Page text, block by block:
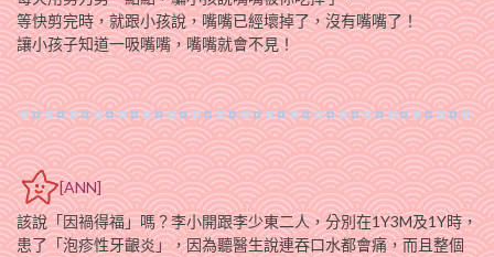
等快剪完時，就跟小孩說，嘴嘴已經壞掉了，沒有嘴嘴了！
讓小孩子知道一吸嘴嘴，嘴嘴就會不見！
[ANN]
該說「因禍得福」嗎？李小開跟李少東二人，分別在1Y3M及1Y時，
患了「泡疹性牙齦炎」，因為聽醫生說連吞口水都會痛，而且整個